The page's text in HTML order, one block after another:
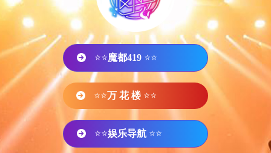
⭐⭐魔都419 ⭐⭐
⭐⭐万 花 楼 ⭐⭐
⭐⭐娱乐导航 ⭐⭐